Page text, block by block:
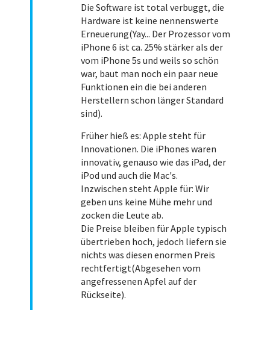
Die Software ist total verbuggt, die
Hardware ist keine nennenswerte
Erneuerung(Yay... Der Prozessor vom
iPhone 6 ist ca. 25% stärker als der
vom iPhone 5s und weils so schön
war, baut man noch ein paar neue
Funktionen ein die bei anderen
Herstellern schon länger Standard
sind).
Früher hieß es: Apple steht für
Innovationen. Die iPhones waren
innovativ, genauso wie das iPad, der
iPod und auch die Mac's.
Inzwischen steht Apple für: Wir
geben uns keine Mühe mehr und
zocken die Leute ab.
Die Preise bleiben für Apple typisch
übertrieben hoch, jedoch liefern sie
nichts was diesen enormen Preis
rechtfertigt(Abgesehen vom
angefressenen Apfel auf der
Rückseite).